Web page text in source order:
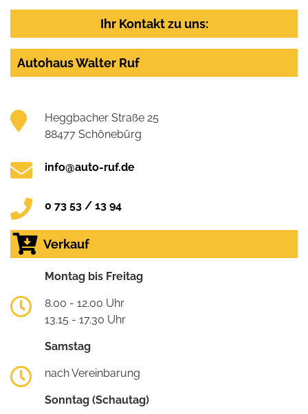
Ihr Kontakt zu uns:
Autohaus Walter Ruf
Heggbacher Straße 25
88477 Schönebürg
info@auto-ruf.de
0 73 53 / 13 94
Verkauf
Montag bis Freitag
8.00 - 12.00 Uhr
13.15 - 17.30 Uhr
Samstag
nach Vereinbarung
Sonntag (Schautag)